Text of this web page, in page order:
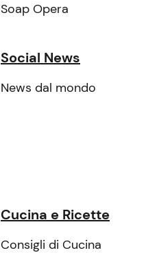
Soap Opera
Social News
News dal mondo
Cucina e Ricette
Consigli di Cucina